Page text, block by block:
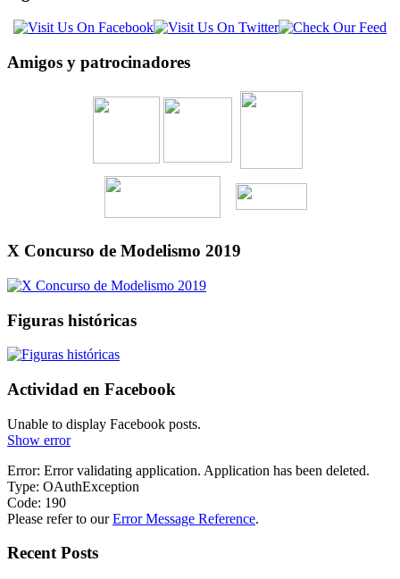
Amigos y patrocinadores
X Concurso de Modelismo 2019
Figuras históricas
Actividad en Facebook
Unable to display Facebook posts.
Show error
Error: Error validating application. Application has been deleted.
Type: OAuthException
Code: 190
Please refer to ourError Message Reference.
Recent Posts